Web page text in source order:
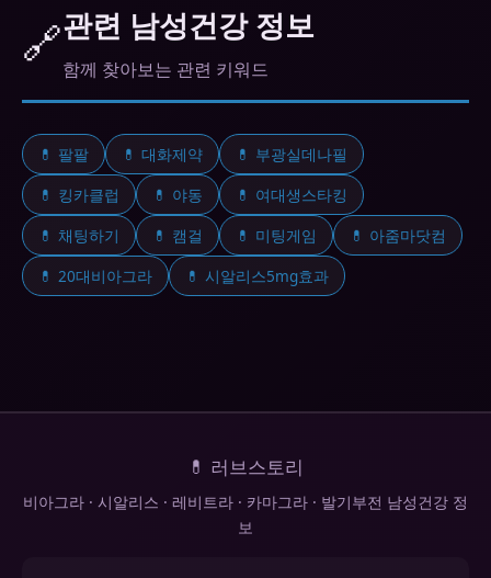
하는 것을 권장합니다.
🔗관련 남성건강 정보
함께 찾아보는 관련 키워드
💊 팔팔 💊 대화제약
💊 부광실데나필
💊 킹카클럽
💊 야동
💊 여대생스타킹
💊 채팅하기
💊 캠걸 💊 미팅게임
💊 아줌마닷컴
💊 20대비아그라
💊 시알리스5mg효과
💊 러브스토리
비아그라 · 시알리스 · 레비트라 · 카마그라 · 발기부전 남성건강 정
보